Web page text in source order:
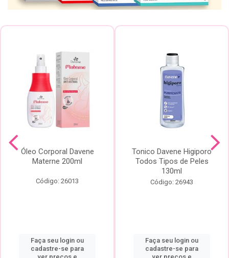
Óleo Corporal Davene
Materne 200ml
Código: 26013
Faça seu login ou
cadastre-se para
Tonico Davene Higiporo
Todos Tipos de Peles
130ml
Código: 26943
Faça seu login ou
cadastre-se para